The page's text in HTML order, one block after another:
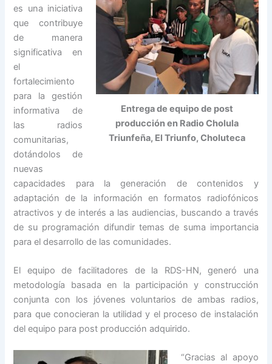
Entrega de equipo de post
producción en Radio Cholula
Triunfeña, El Triunfo, Choluteca
es una iniciativa
que contribuye
de manera
significativa en
el
fortalecimiento
para la gestión
informativa de
las radios
comunitarias,
dotándolos de
nuevas
capacidades para la generación de contenidos y
adaptación de la información en formatos radiofónicos
atractivos y de interés a las audiencias, buscando a través
de su programación difundir temas de suma importancia
para el desarrollo de las comunidades.
El equipo de facilitadores de la RDS-HN, generó una
metodología basada en la participación y construcción
conjunta con los jóvenes voluntarios de ambas radios,
para que conocieran la utilidad y el proceso de instalación
del equipo para post producción adquirido.
“Gracias al apoyo